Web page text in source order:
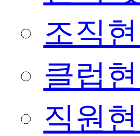
조직
클럽
직원